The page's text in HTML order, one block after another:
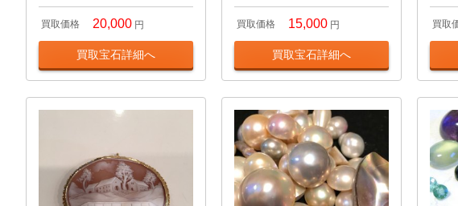
買取価格 20,000 円
買取宝石詳細へ
買取価格 15,000 円
買取宝石詳細へ
買取